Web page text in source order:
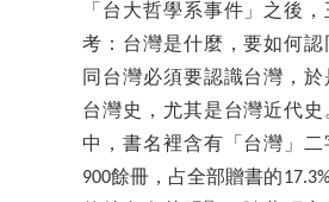
「台大哲學系事件」之後
考：台灣是什麼，要如何
同台灣必須要認識台灣，
台灣史，尤其是台灣近代
中，書名裡含有「台灣」二
900餘冊，占全部贈書的